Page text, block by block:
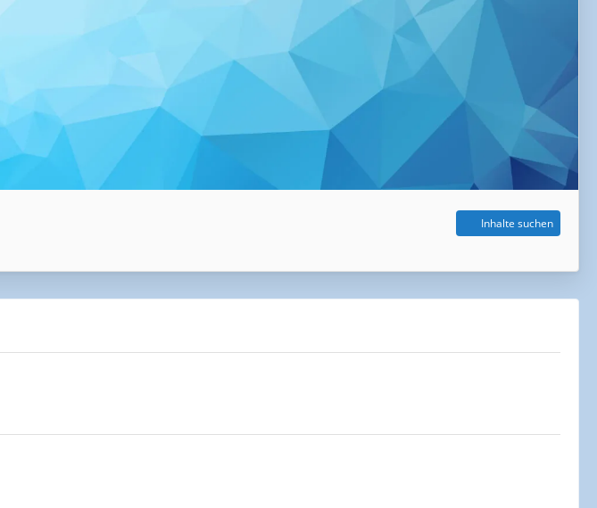
Inhalte suchen